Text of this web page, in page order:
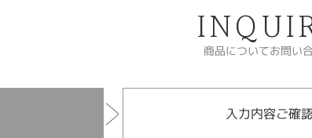
商品についてお問い
入力内容ご確